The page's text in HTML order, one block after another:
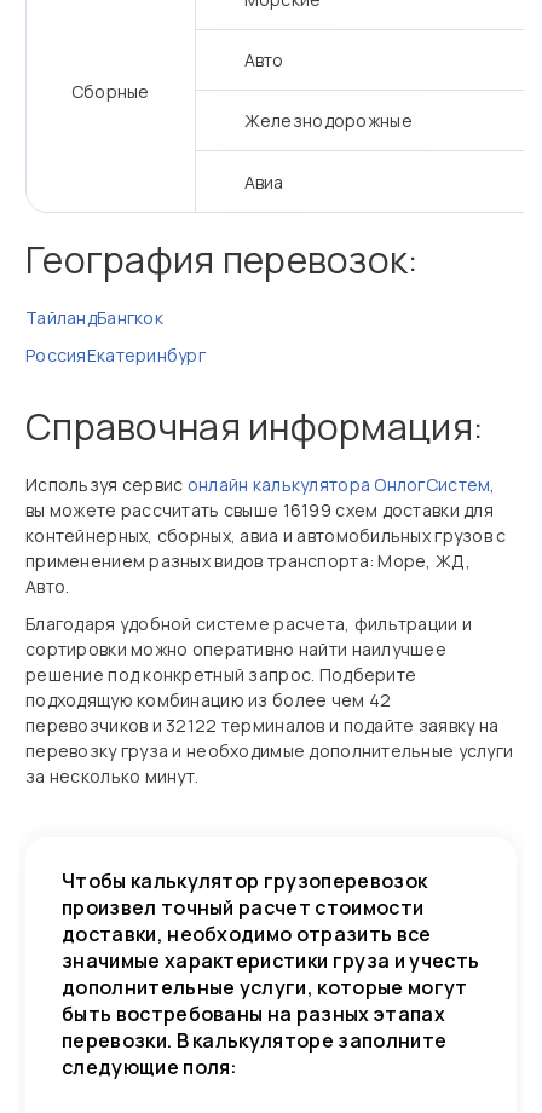
Сборные
Авто
Железнодорожные
Авиа
География перевозок:
ТайландБангкок
РоссияЕкатеринбург
Справочная информация:
Используя сервис онлайн калькулятора ОнлогСистем,
вы можете рассчитать свыше 16199 схем доставки для
контейнерных, сборных, авиа и автомобильных грузов с
применением разных видов транспорта: Море, ЖД,
Авто.
Благодаря удобной системе расчета, фильтрации и
сортировки можно оперативно найти наилучшее
решение под конкретный запрос. Подберите
подходящую комбинацию из более чем 42
перевозчиков и 32122 терминалов и подайте заявку на
перевозку груза и необходимые дополнительные услуги
за несколько минут.
Чтобы калькулятор грузоперевозок
произвел точный расчет стоимости
доставки, необходимо отразить все
значимые характеристики груза и учесть
дополнительные услуги, которые могут
быть востребованы на разных этапах
перевозки. В калькуляторе заполните
следующие поля: